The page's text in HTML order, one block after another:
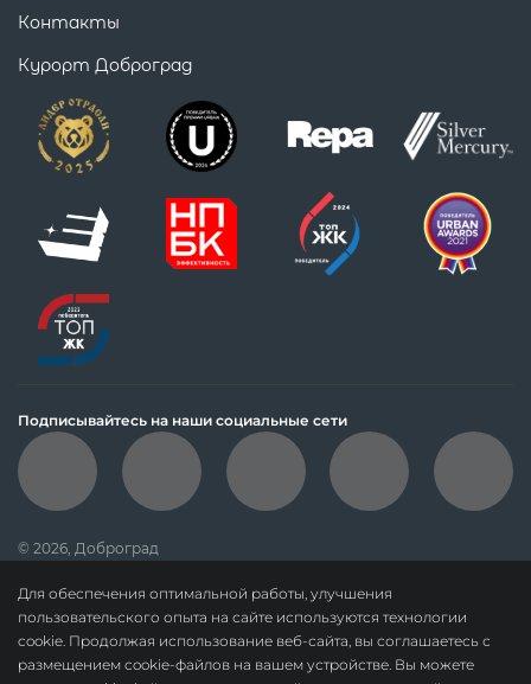
Для обеспечения оптимальной работы, улучшения
пользовательского опыта на сайте используются технологии
cookie. Продолжая использование веб-сайта, вы соглашаетесь с
размещением cookie-файлов на вашем устройстве. Вы можете
Контакты
Курорт Доброград
Подписывайтесь на наши социальные сети
© 2026, Доброград
данные о результатах СОУТ
политика о недопущении дискриминации
карта сайта